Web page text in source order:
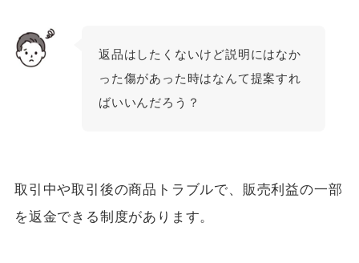
返品はしたくないけど説明にはなか
った傷があった時はなんて提案すれ
ばいいんだろう？
取引中や取引後の商品トラブルで、販売利益の一部
を返金できる制度があります。